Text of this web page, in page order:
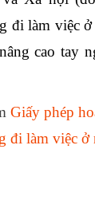
đi làm việc
cao tay
Giấy phép
đi làm việc ở